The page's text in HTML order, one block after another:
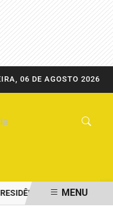
06 DE AGOSTO 2026
PRF CAPTURA
MENU